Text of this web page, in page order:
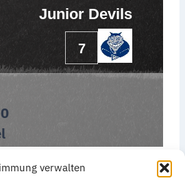
verwalten
Junior Devils
7